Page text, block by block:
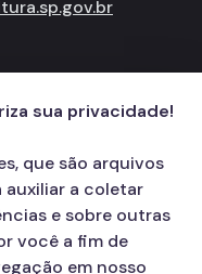
sua privacidade!
que são arquivos
auxiliar a coletar
e sobre outras
você a fim de
em nosso